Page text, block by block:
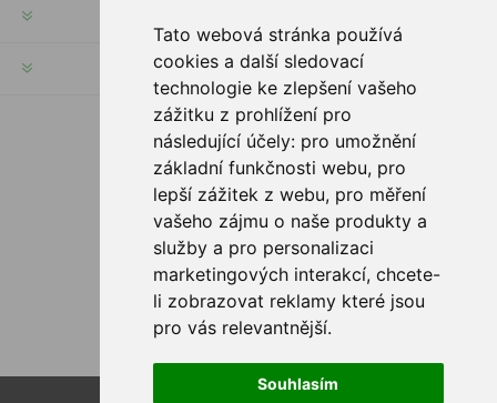
Tato webová stránka používá
cookies a další sledovací
technologie ke zlepšení vašeho
zážitku z prohlížení pro
následující účely: pro umožnění
základní funkčnosti webu, pro
lepší zážitek z webu, pro měření
vašeho zájmu o naše produkty a
služby a pro personalizaci
marketingových interakcí, chcete-
li zobrazovat reklamy které jsou
pro vás relevantnější.
Souhlasím
INFORMACE
SLEDUJTE NÁS
MOŽNOSTI PLATBY